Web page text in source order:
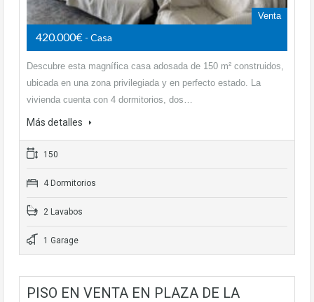
Venta
420.000€ - Casa
Descubre esta magnífica casa adosada de 150 m² construidos,
ubicada en una zona privilegiada y en perfecto estado. La
vivienda cuenta con 4 dormitorios, dos…
Más detalles
150
4 Dormitorios
2 Lavabos
1 Garage
PISO EN VENTA EN PLAZA DE LA